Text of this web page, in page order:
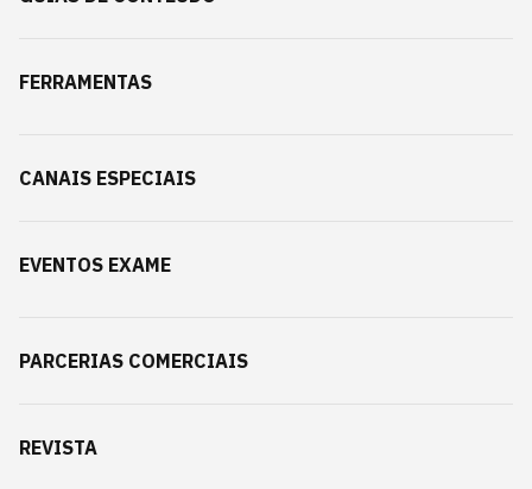
FERRAMENTAS
CANAIS ESPECIAIS
EVENTOS EXAME
PARCERIAS COMERCIAIS
REVISTA